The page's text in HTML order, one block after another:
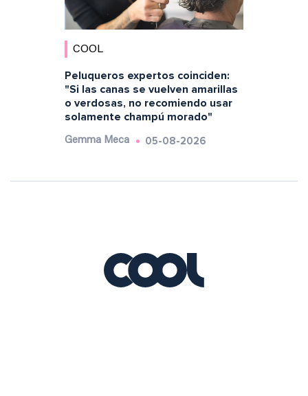
COOL
Peluqueros expertos coinciden:
"Si las canas se vuelven amarillas
o verdosas, no recomiendo usar
solamente champú morado"
Gemma Meca 05-08-2026